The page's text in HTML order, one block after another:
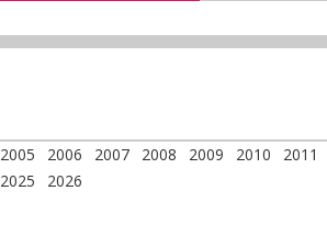
2005 2006 2007 2008 2009 2010 2011
2025 2026